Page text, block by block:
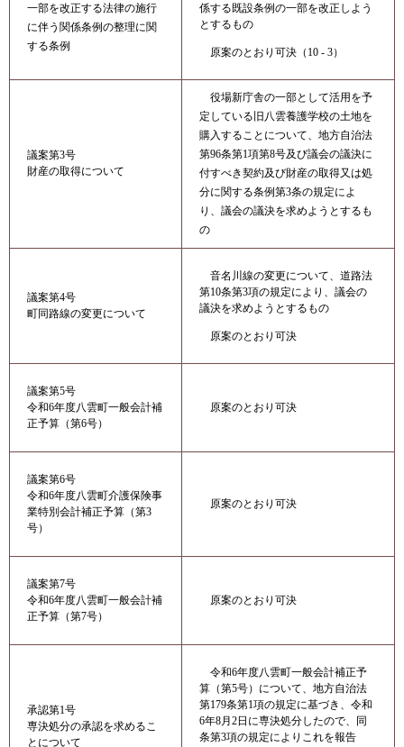
一部を改正する法律の施行
に伴う関係条例の整理に関
する条例
係する既設条例の一部を改正しよう
とするもの
原案のとおり可決（10 - 3）
議案第3号
財産の取得について
役場新庁舎の一部として活用を予
定している旧八雲養護学校の土地を
購入することについて、地方自治法
第96条第1項第8号及び議会の議決に
付すべき契約及び財産の取得又は処
分に関する条例第3条の規定によ
り、議会の議決を求めようとするも
の
議案第4号
町同路線の変更について
音名川線の変更について、道路法
第10条第3項の規定により、議会の
議決を求めようとするもの
原案のとおり可決
議案第5号
令和6年度八雲町一般会計補
正予算（第6号）
原案のとおり可決
議案第6号
令和6年度八雲町介護保険事
業特別会計補正予算（第3
号）
原案のとおり可決
議案第7号
令和6年度八雲町一般会計補
正予算（第7号）
原案のとおり可決
承認第1号
専決処分の承認を求めるこ
とについて
令和6年度八雲町一般会計補正予
算（第5号）について、地方自治法
第179条第1項の規定に基づき、令和
6年8月2日に専決処分したので、同
条第3項の規定によりこれを報告